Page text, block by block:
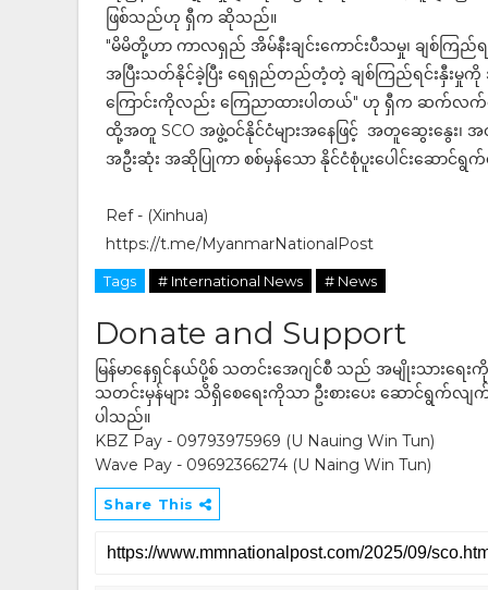
ဖြစ်သည်ဟု ရှီက ဆိုသည်။
"မိမိတို့ဟာ ကာလရှည် အိမ်နီးချင်းကောင်းပီသမှု၊ ချစ်ကြ
အပြီးသတ်နိုင်ခဲ့ပြီး ရေရှည်တည်တံ့တဲ့ ချစ်ကြည်ရင်းနှီးမှု
ကြောင်းကိုလည်း ကြေညာထားပါတယ်" ဟု ရှီက ဆက်လက်ပ
ထို့အတူ SCO အဖွဲ့ဝင်နိုင်ငံများအနေဖြင့် အတူဆွေးနွေး
အဦးဆုံး အဆိုပြုကာ စစ်မှန်သော နိုင်ငံစုံပူးပေါင်းဆောင်ရွက်
Ref - (Xinhua)
https://t.me/MyanmarNationalPost
Tags # International News # News
Donate and Support
မြန်မာနေရှင်နယ်ပို့စ် သတင်းအေဂျင်စီ သည် အမျိုးသားရေ
သတင်းမှန်များ သိရှိစေရေးကိုသာ ဦးစားပေး ဆောင်ရွက်
ပါသည်။
KBZ Pay - 09793975969 (U Nauing Win Tun)
Wave Pay - 09692366274 (U Naing Win Tun)
Share This